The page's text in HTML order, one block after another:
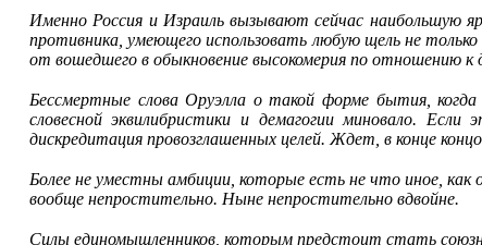
Именно Россия и Израиль вызывают сейчас наибольшую
противника, умеющего использовать любую щель не
от вошедшего в обыкновение высокомерия по отношению к
Бессмертные слова Оруэлла о такой форме бытия,
словесной эквилибристики и демагогии миновало.
дискредитация провозглашенных целей. Ждет, в конце
Более не уместны амбиции, которые есть не что иное,
вообще непростительно. Ныне непростительно вдвойне.
Силы единомышленников, которым предстоит стать